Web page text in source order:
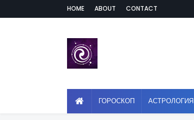
HOME ABOUT CONTACT
ГОРОСКОП АСТРОЛОГИЯ